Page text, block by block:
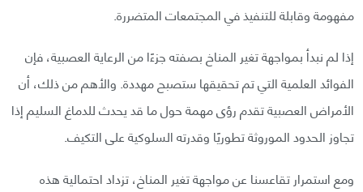
مفهومة وقابلة للتنفيذ في المجتمعات المتضررة.
إذا لم نبدأ بمواجهة تغير المناخ بصفته جزءًا من الرعاية العصبية، فإن
الفوائد العلمية التي تم تحقيقها ستصبح مهددة. والأهم من ذلك، أن
الأمراض العصبية تقدم رؤى مهمة حول ما قد يحدث للدماغ السليم إذا
تجاوز الحدود الموروثة تطوريًا وقدرته السلوكية على التكيف.
ومع استمرار تقاعسنا عن مواجهة تغير المناخ، تزداد احتمالية هذه